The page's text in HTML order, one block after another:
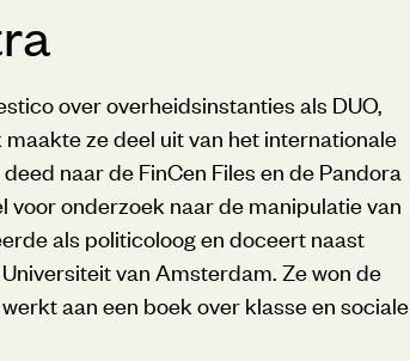
over overheidsinstanties als DUO,
maakte ze deel uit van het internationale
naar de FinCen Files en de Pandora
voor onderzoek naar de manipulatie van
als politicoloog en doceert naast
van Amsterdam. Ze won de
aan een boek over klasse en sociale